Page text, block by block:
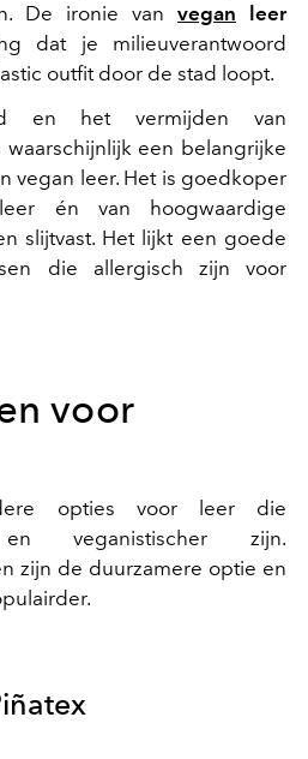
De ironie van vegan leer
dat je milieuverantwoord
outfit door de stad loopt.
en het vermijden van
waarschijnlijk een belangrijke
vegan leer. Het is goedkoper
én van hoogwaardige
slijtvast. Het lijkt een goede
die allergisch zijn voor
voor
opties voor leer die
en veganistischer zijn.
zijn de duurzamere optie en